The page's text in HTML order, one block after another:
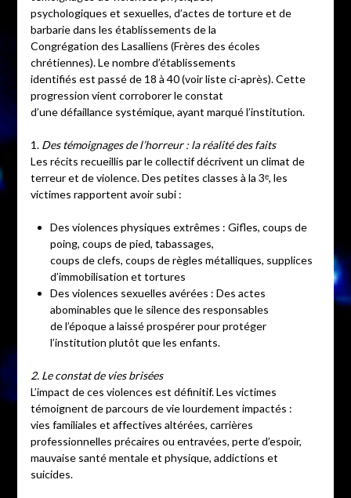
psychologiques et sexuelles, d’actes de torture et de
barbarie dans les établissements de la
Congrégation des Lasalliens (Frères des écoles
chrétiennes). Le nombre d’établissements
identifiés est passé de 18 à 40 (voir liste ci-après). Cette
progression vient corroborer le constat
d’une défaillance systémique, ayant marqué l’institution.
1. Des témoignages de l’horreur : la réalité des faits
Les récits recueillis par le collectif décrivent un climat de
terreur et de violence. Des petites classes à la 3ᵉ, les
victimes rapportent avoir subi :
Des violences physiques extrêmes : Gifles, coups de
poing, coups de pied, tabassages,
coups de clefs, coups de règles métalliques, supplices
d’immobilisation et tortures
Des violences sexuelles avérées : Des actes
abominables que le silence des responsables
de l’époque a laissé prospérer pour protéger
l’institution plutôt que les enfants.
2. Le constat de vies brisées
L’impact de ces violences est définitif. Les victimes
témoignent de parcours de vie lourdement impactés :
vies familiales et affectives altérées, carrières
professionnelles précaires ou entravées, perte d’espoir,
mauvaise santé mentale et physique, addictions et
suicides.